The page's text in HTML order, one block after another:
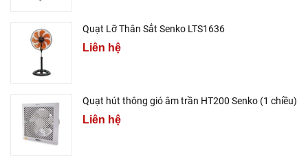
Quạt Lỡ Thân Sắt Senko LTS1636
Liên hệ
Quạt hút thông gió âm trần HT200 Senko (1 chiều)
Liên hệ